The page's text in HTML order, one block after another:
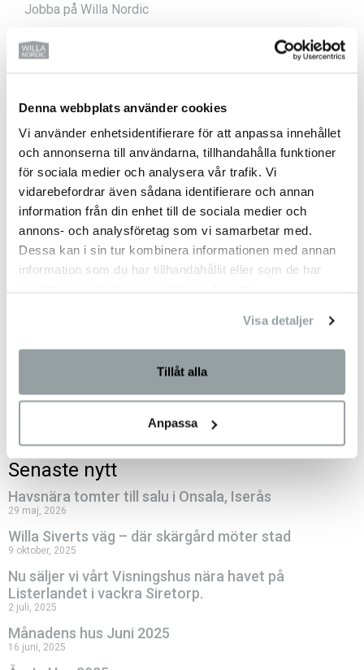
Denna webbplats använder cookies
Vi använder enhetsidentifierare för att anpassa innehållet
och annonserna till användarna, tillhandahålla funktioner
för sociala medier och analysera vår trafik. Vi
vidarebefordrar även sådana identifierare och annan
information från din enhet till de sociala medier och
annons- och analysföretag som vi samarbetar med.
Dessa kan i sin tur kombinera informationen med annan
information som du har tillhandahållit eller som de har
Visa detaljer
Tillåt alla
Anpassa
Senaste nytt
Havsnära tomter till salu i Onsala, Iserås
29 maj, 2026
Willa Siverts väg – där skärgård möter stad
9 oktober, 2025
Nu säljer vi vårt Visningshus nära havet på
Listerlandet i vackra Siretorp.
2 juli, 2025
Månadens hus Juni 2025
16 juni, 2025
Jobba på Willa Nordic
Kontakt
Unik byggmetod
BO2049
Arkitekter
Projektbyggnationer
Kundreferenser
Beställ inspirationsmaterial